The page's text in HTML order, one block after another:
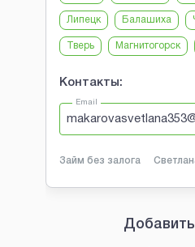
Липецк Балашиха
Тверь Магнитогорск
Контакты:
Email
Займ без залога